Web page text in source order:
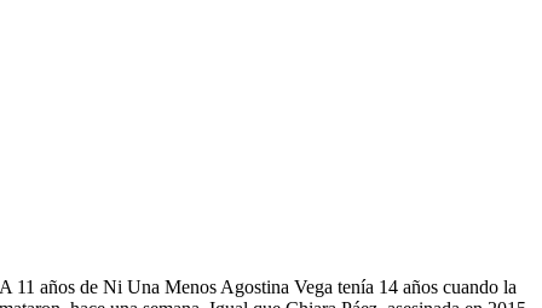
A 11 años de Ni Una Menos Agostina Vega tenía 14 años cuando la